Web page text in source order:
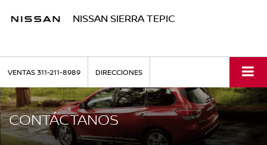
NISSAN SIERRA TEPIC
VENTAS311-211-8989 DIRECCIONES
CONTÁCTANOS